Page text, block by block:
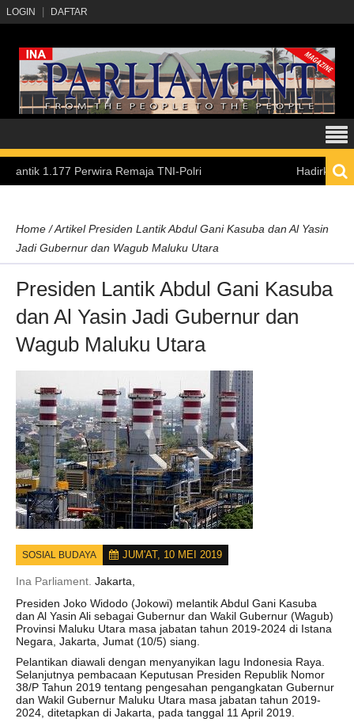
LOGIN DAFTAR
Perwira Remaja TNI-Polri Hadirkan
Home /Artikel Presiden Lantik Abdul Gani Kasuba dan Al Yasin
Jadi Gubernur dan Wagub Maluku Utara
Presiden Lantik Abdul Gani Kasuba
dan Al Yasin Jadi Gubernur dan
Wagub Maluku Utara
SOSIAL BUDAYA JUM'AT, 10 MEI 2019
Ina Parliament. Jakarta,
Presiden Joko Widodo (Jokowi) melantik Abdul Gani Kasuba
dan Al Yasin Ali sebagai Gubernur dan Wakil Gubernur (Wagub)
Provinsi Maluku Utara masa jabatan tahun 2019-2024 di Istana
Negara, Jakarta, Jumat (10/5) siang.
Pelantikan diawali dengan menyanyikan lagu Indonesia Raya.
Selanjutnya pembacaan Keputusan Presiden Republik Nomor
38/P Tahun 2019 tentang pengesahan pengangkatan Gubernur
dan Wakil Gubernur Maluku Utara masa jabatan tahun 2019-
2024, ditetapkan di Jakarta, pada tanggal 11 April 2019.